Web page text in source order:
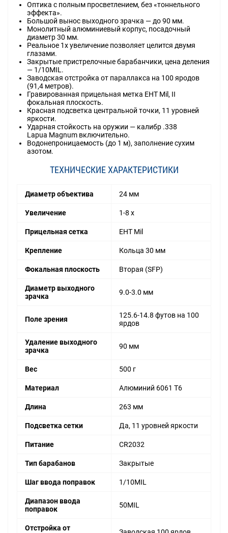
Оптика с полным просветлением, без «тоннельного
эффекта».
Большой вынос выходного зрачка — до 90 мм.
Монолитный алюминиевый корпус, посадочный
диаметр 30 мм.
Реальное 1х увеличение позволяет целится двумя
глазами.
Закрытые пристрелочные барабанчики, цена деления
— 1/10MIL.
Заводская отстройка от параллакса на 100 яродов
(91,4 метров).
Гравированная прицельная метка EHT Mil, II
фокальная плоскость.
Красная подсветка центральной точки, 11 уровней
яркости.
Ударная стойкость на оружии — калибр .338
Lapua Magnum включительно.
Водонепроницаемость (до 1 м), заполнение сухим
азотом.
ТЕХНИЧЕСКИЕ ХАРАКТЕРИСТИКИ
Диаметр объектива 24 мм
Увеличение 1-8 x
Прицельная сетка EHT Mil
Крепление Кольца 30 мм
Фокальная плоскость Вторая (SFP)
Диаметр выходного
зрачка
9.0-3.0 мм
Поле зрения
125.6-14.8 футов на 100
ярдов
Удаление выходного
зрачка
90 мм
Вес 500 г
Материал Алюминий 6061 T6
Длина 263 мм
Подсветка сетки Да, 11 уровней яркости
Питание CR2032
Тип барабанов Закрытые
Шаг ввода поправок 1/10MIL
Диапазон ввода
поправок
50MIL
Отстройка от